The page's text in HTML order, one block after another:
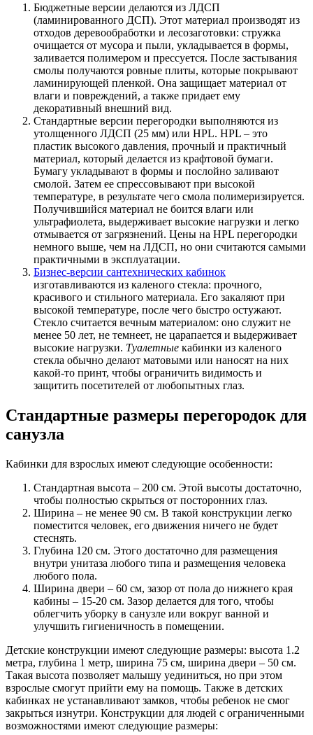
Бюджетные версии делаются из ЛДСП
(ламинированного ДСП). Этот материал производят из
отходов деревообработки и лесозаготовки: стружка
очищается от мусора и пыли, укладывается в формы,
заливается полимером и прессуется. После застывания
смолы получаются ровные плиты, которые покрывают
ламинирующей пленкой. Она защищает материал от
влаги и повреждений, а также придает ему
декоративный внешний вид.
Стандартные версии перегородки выполняются из
утолщенного ЛДСП (25 мм) или HPL. HPL – это
пластик высокого давления, прочный и практичный
материал, который делается из крафтовой бумаги.
Бумагу укладывают в формы и послойно заливают
смолой. Затем ее спрессовывают при высокой
температуре, в результате чего смола полимеризируется.
Получившийся материал не боится влаги или
ультрафиолета, выдерживает высокие нагрузки и легко
отмывается от загрязнений. Цены на HPL перегородки
немного выше, чем на ЛДСП, но они считаются самыми
практичными в эксплуатации.
Бизнес-версии сантехнических кабинок
изготавливаются из каленого стекла: прочного,
красивого и стильного материала. Его закаляют при
высокой температуре, после чего быстро остужают.
Стекло считается вечным материалом: оно служит не
менее 50 лет, не темнеет, не царапается и выдерживает
высокие нагрузки. Туалетные кабинки из каленого
стекла обычно делают матовыми или наносят на них
какой-то принт, чтобы ограничить видимость и
защитить посетителей от любопытных глаз.
Стандартные размеры перегородок для
санузла
Кабинки для взрослых имеют следующие особенности:
Стандартная высота – 200 см. Этой высоты достаточно,
чтобы полностью скрыться от посторонних глаз.
Ширина – не менее 90 см. В такой конструкции легко
поместится человек, его движения ничего не будет
стеснять.
Глубина 120 см. Этого достаточно для размещения
внутри унитаза любого типа и размещения человека
любого пола.
Ширина двери – 60 см, зазор от пола до нижнего края
кабины – 15-20 см. Зазор делается для того, чтобы
облегчить уборку в санузле или вокруг ванной и
улучшить гигиеничность в помещении.
Детские конструкции имеют следующие размеры: высота 1.2
метра, глубина 1 метр, ширина 75 см, ширина двери – 50 см.
Такая высота позволяет малышу уединиться, но при этом
взрослые смогут прийти ему на помощь. Также в детских
кабинках не устанавливают замков, чтобы ребенок не смог
закрыться изнутри. Конструкции для людей с ограниченными
возможностями имеют следующие размеры: